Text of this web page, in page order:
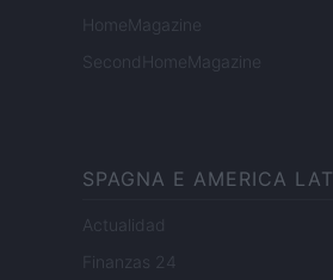
HomeMagazine
SecondHomeMagazine
SPAGNA E AMERICA
Actualidad
Finanzas 24